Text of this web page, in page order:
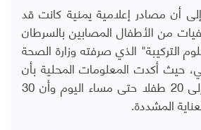
أن مصادر إعلامية يمنية كانت قد
من الأطفال المصابين بالسرطان
التركيبة" الذي صرفته وزارة الصحة
حيث أكدت المعلومات المحلية بأن
عدد الوفيات ارتفع إلى 20 طفلا حتى مساء اليوم وأن 30
المشددة.